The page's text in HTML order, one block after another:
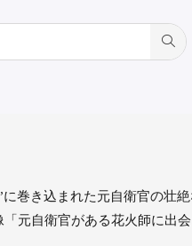
巻き込まれた元自衛官の壮
元自衛官がある花火師に出